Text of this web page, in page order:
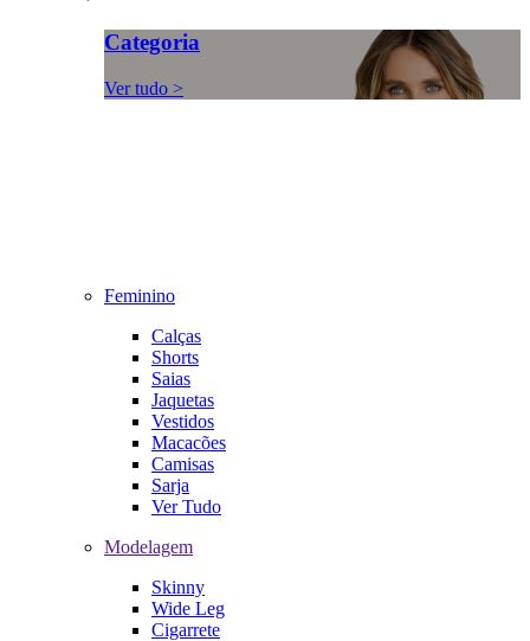
Categoria
Ver tudo >
Feminino
Calças
Shorts
Saias
Jaquetas
Vestidos
Macacões
Camisas
Sarja
Ver Tudo
Modelagem
Skinny
Wide Leg
Cigarrete